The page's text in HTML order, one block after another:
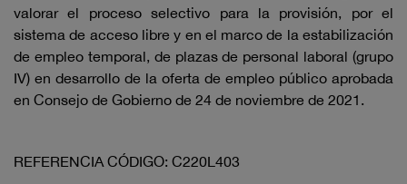
valorar el proceso selectivo para la provisión, por el
sistema de acceso libre y en el marco de la estabilización
de empleo temporal, de plazas de personal laboral (grupo
IV) en desarrollo de la oferta de empleo público aprobada
en Consejo de Gobierno de 24 de noviembre de 2021.
REFERENCIA CÓDIGO: C220L403